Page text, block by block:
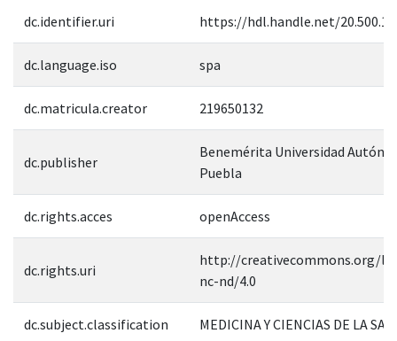
dc.identifier.uri https://hdl.handle.net/
dc.language.iso spa
dc.matricula.creator 219650132
dc.publisher
Benemérita Universidad
Puebla
dc.rights.acces openAccess
dc.rights.uri
http://creativecommons.org/
nc-nd/4.0
dc.subject.classification MEDICINA Y CIENCIAS DE LA